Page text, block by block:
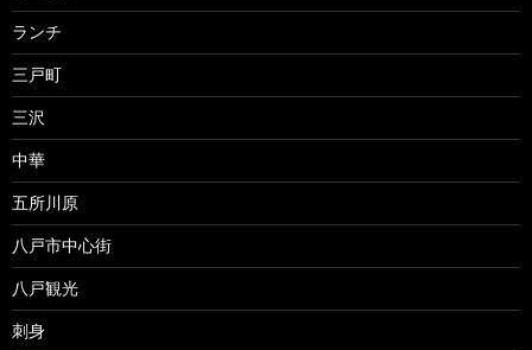
ランチ
三戸町
三沢
中華
五所川原
八戸市中心街
八戸観光
刺身